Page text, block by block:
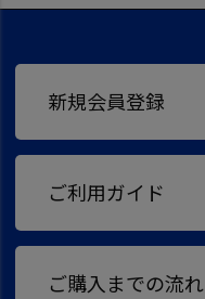
新規会員登録
ご利用ガイド
ご購入までの流れ